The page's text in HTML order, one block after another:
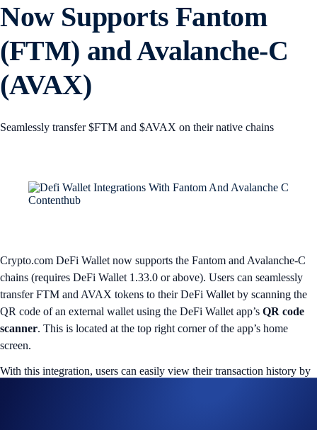
Now Supports Fantom
(FTM) and Avalanche-C
(AVAX)
Seamlessly transfer $FTM and $AVAX on their native chains
Crypto.com DeFi Wallet now supports the Fantom and Avalanche-C
chains (requires DeFi Wallet 1.33.0 or above). Users can seamlessly
transfer FTM and AVAX tokens to their DeFi Wallet by scanning the
QR code of an external wallet using the DeFi Wallet app’s QR code
scanner. This is located at the top right corner of the app’s home
screen.
With this integration, users can easily view their transaction history by